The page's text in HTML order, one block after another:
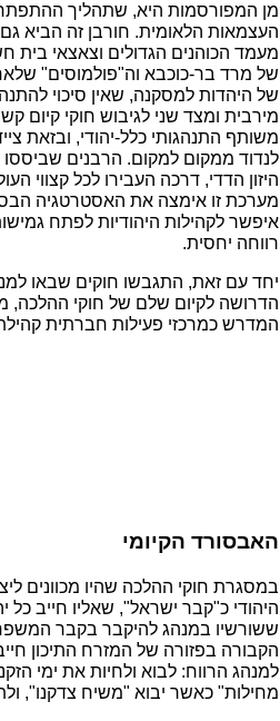
מן המפורסמות היא, שתהליך
העצמאות הלאומית. חורבן זה הביא
מעמד הכוהנים הגדולים וצאצאי בית
של מרד בר-כוכבא וה"פולמוסים"
של היהדות למסקנה, שאין סיכוי
מירבית ומצד שני לגיבוש חוקי קיום
משותף התנהגותי כלל-יהודי, ובזאת
לנדוד ממקום למקום. הרבנים
היזון הדדי, דרכה העבירו לכל קצווי
מערכת זו אימצה את האסטרטגיה
איפשר לקהילות היהודיות לפתח
רווחה יחסית.
יחד עם זאת, התגבשו חוקים שבאו
הדרושה לקיום שלם של חוקי ההלכה,
המדרש כמרכזי פעילות חברתית
האבסורד הקיומי
במסגרת חוקי ההלכה שהיו מכוונים
היהודי כ"קבר ישראל", שאליו חייב
ששורשיו במנהג להיקבר בקבר
הקבורה בפזורה של המזרח התיכון
למנהג הרווח: לבוא ולחיות את ימי
מחילות" כאשר יבוא "משיח צדקנו",